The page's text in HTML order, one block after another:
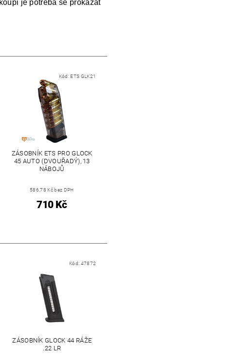
je potřeba se prokázat
Kód: ETS GLK21
ZÁSOBNÍK ETS PRO GLOCK
45 AUTO (DVOUŘADÝ), 13
NÁBOJŮ
586,78 Kč bez DPH
710 Kč
Kód: 47872
ZÁSOBNÍK GLOCK 44 RÁŽE
.22 LR